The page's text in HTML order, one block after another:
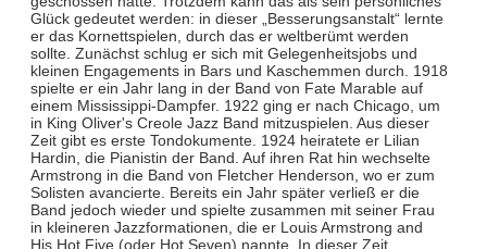
Glück gedeutet werden: in dieser „Besserungsanstalt“ lernte
er das Kornettspielen, durch das er weltberümt werden
sollte. Zunächst schlug er sich mit Gelegenheitsjobs und
kleinen Engagements in Bars und Kaschemmen durch. 1918
spielte er ein Jahr lang in der Band von Fate Marable auf
einem Mississippi-Dampfer. 1922 ging er nach Chicago, um
in King Oliver's Creole Jazz Band mitzuspielen. Aus dieser
Zeit gibt es erste Tondokumente. 1924 heiratete er Lilian
Hardin, die Pianistin der Band. Auf ihren Rat hin wechselte
Armstrong in die Band von Fletcher Henderson, wo er zum
Solisten avancierte. Bereits ein Jahr später verließ er die
Band jedoch wieder und spielte zusammen mit seiner Frau
in kleineren Jazzformationen, die er Louis Armstrong and
His Hot Five (oder Hot Seven) nannte. In dieser Zeit